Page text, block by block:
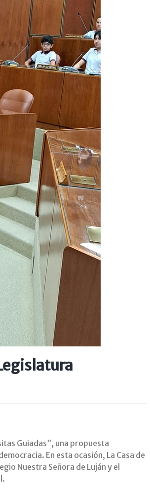
Guiadas”, una propuesta
En esta ocasión, La Casa de
Nuestra Señora de Luján y el